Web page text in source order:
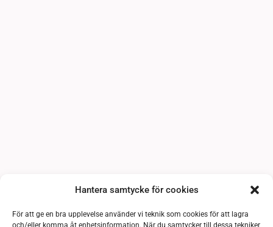
Hantera samtycke för cookies
För att ge en bra upplevelse använder vi teknik som cookies för att lagra
och/eller komma åt enhetsinformation. När du samtycker till dessa tekniker